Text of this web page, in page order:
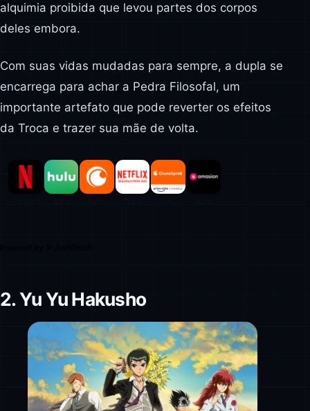
alquimia proibida que levou partes dos corpos
deles embora.
Com suas vidas mudadas para sempre, a dupla se
encarrega para achar a Pedra Filosofal, um
importante artefato que pode reverter os efeitos
da Troca e trazer sua mãe de volta.
2. Yu Yu Hakusho